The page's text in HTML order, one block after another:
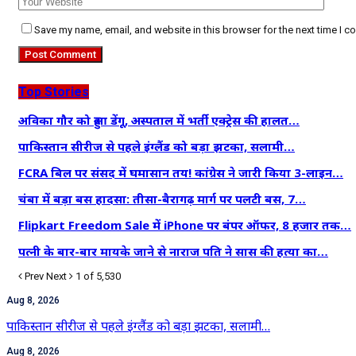
Save my name, email, and website in this browser for the next time I
Top Stories
अविका गौर को हुआ डेंगू, अस्पताल में भर्ती एक्ट्रेस की हालत…
पाकिस्तान सीरीज से पहले इंग्लैंड को बड़ा झटका, सलामी…
FCRA बिल पर संसद में घमासान तय! कांग्रेस ने जारी किया 3-लाइन…
चंबा में बड़ा बस हादसा: तीसा-बैरागढ़ मार्ग पर पलटी बस, 7…
Flipkart Freedom Sale में iPhone पर बंपर ऑफर, 8 हजार तक…
पत्नी के बार-बार मायके जाने से नाराज पति ने सास की हत्या का…
Prev Next 1 of 5,530
Aug 8, 2026
पाकिस्तान सीरीज से पहले इंग्लैंड को बड़ा झटका, सलामी…
Aug 8, 2026